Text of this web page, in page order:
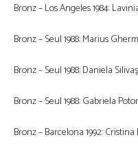
Bronz – Los Angeles 1984:
Bronz – Seul 1988: Marius
Bronz – Seul 1988: Daniela
Bronz – Seul 1988: Gabriela
Bronz – Barcelona 1992: